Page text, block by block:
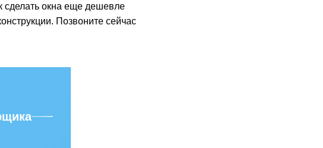
сделать окна еще дешевле
Позвоните сейчас